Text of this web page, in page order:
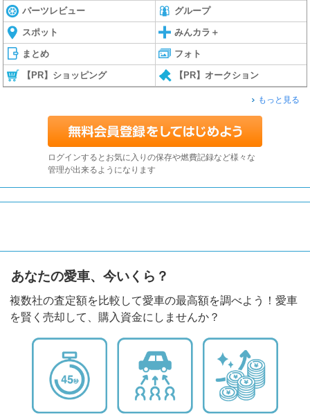
パーツレビュー グループ
スポット みんカラ＋
まとめ フォト
【PR】ショッピング 【PR】オークション
もっと見る
ログインするとお気に入りの保存や燃費記録など様々な
管理が出来るようになります
あなたの愛車、今いくら？
複数社の査定額を比較して愛車の最高額を調べよう！愛車
を賢く売却して、購入資金にしませんか？